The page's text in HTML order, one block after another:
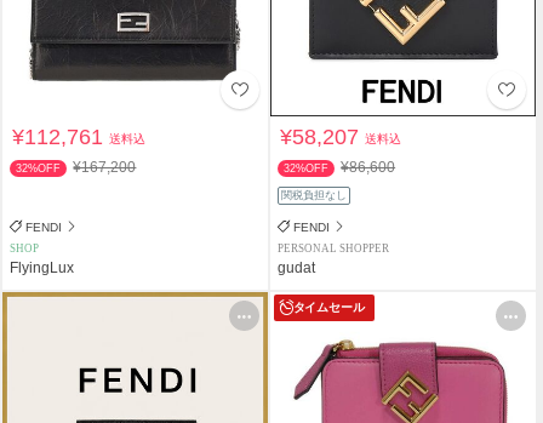
¥112,761送料込
32%OFF ¥167,200
FENDI
SHOP
FlyingLux
¥58,207送料込
32%OFF ¥86,600
関税負担なし
FENDI
PERSONAL SHOPPER
gudat
タイムセール